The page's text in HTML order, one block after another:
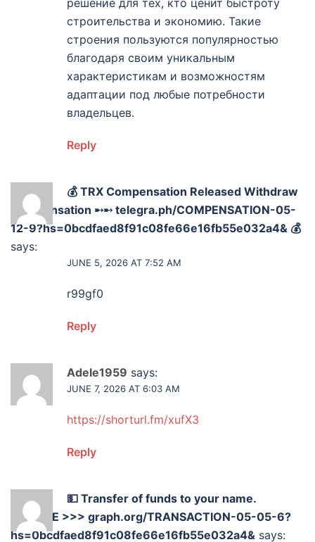
решение для тех, кто ценит быстроту
строительства и экономию. Такие
строения пользуются популярностью
благодаря своим уникальным
характеристикам и возможностям
адаптации под любые потребности
владельцев.
Reply
💰 TRX Compensation Released Withdraw
Compensation ➸➸ telegra.ph/COMPENSATION-05-
12-9?hs=0bcdfaed8f91c08fe66e16fb55e032a4& 💰
says:
JUNE 5, 2026 AT 7:52 AM
r99gf0
Reply
Adele1959 says:
JUNE 7, 2026 AT 6:03 AM
https://shorturl.fm/xufX3
Reply
💵 Transfer of funds to your name.
RECEIVE >>> graph.org/TRANSACTION-05-05-6?
hs=0bcdfaed8f91c08fe66e16fb55e032a4& says: